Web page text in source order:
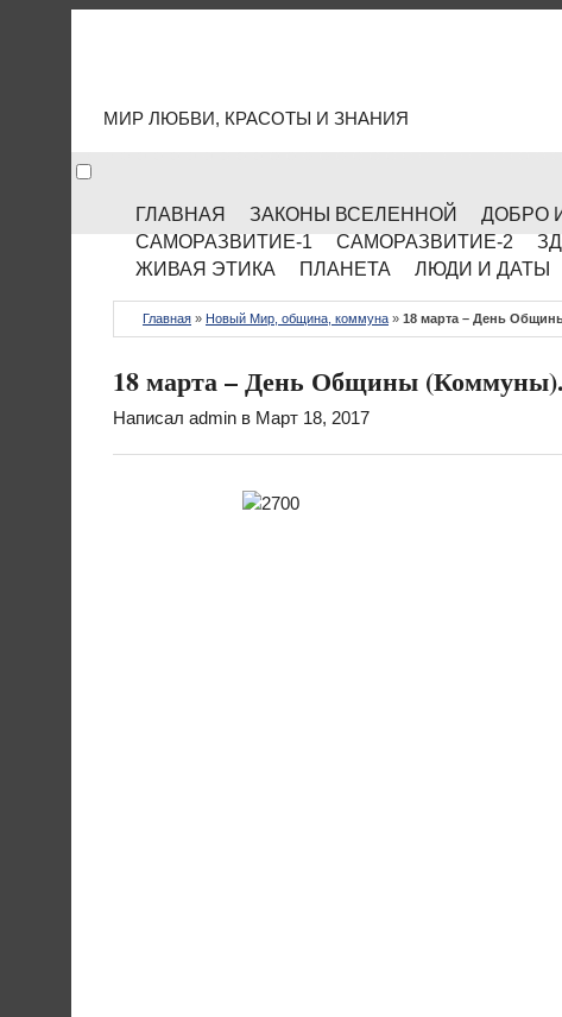
МИР ЛЮБВИ, КРАСОТЫ И ЗНАНИЯ
ГЛАВНАЯ ЗАКОНЫ ВСЕЛЕННОЙ ДОБРО
САМОРАЗВИТИЕ-1
САМОРАЗВИТИЕ-2
ЖИВАЯ ЭТИКА
ПЛАНЕТА ЛЮДИ И ДАТЫ
Главная » Новый Мир, община, коммуна » 18 марта – День
18 марта – День Общины
Написал admin в Март 18, 2017